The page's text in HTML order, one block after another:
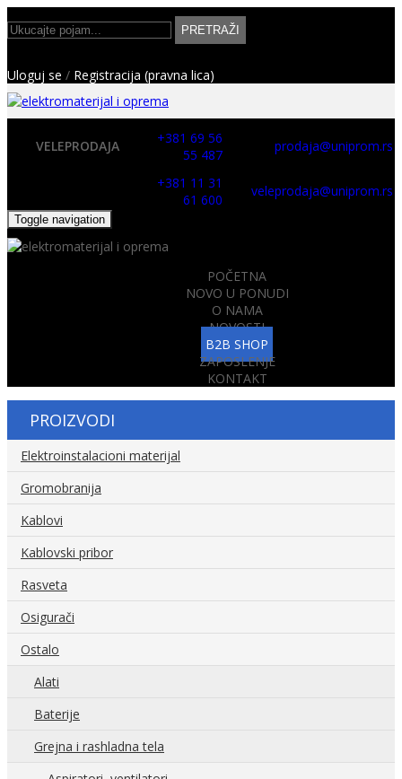
PRETRAŽI
Uloguj se / Registracija (pravna lica)
VELEPRODAJA
+381 69 56
55 487
prodaja@uniprom.rs
+381 11 31
61 600
veleprodaja@uniprom.rs
Toggle navigation
POČETNA
NOVO U PONUDI
O NAMA
NOVOSTI
B2B SHOP
ZAPOSLENJE
KONTAKT
PROIZVODI
Elektroinstalacioni materijal
Gromobranija
Kablovi
Kablovski pribor
Rasveta
Osigurači
Ostalo
Alati
Baterije
Grejna i rashladna tela